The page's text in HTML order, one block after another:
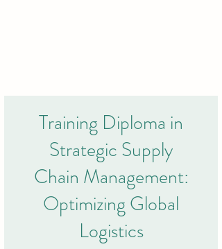
Training Diploma in
Strategic Supply
Chain Management:
Optimizing Global
Logistics